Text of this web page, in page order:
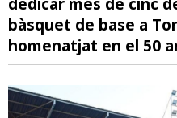
bàsquet de base a
homenatjat en el 50